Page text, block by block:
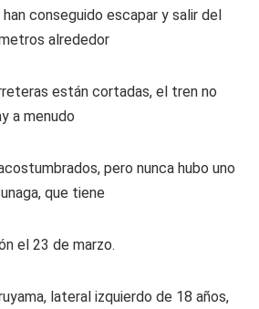
conseguido escapar y salir del
alrededor
están cortadas, el tren no
a menudo
pero nunca hubo uno
que tiene
el 23 de marzo.
lateral izquierdo de 18 años,